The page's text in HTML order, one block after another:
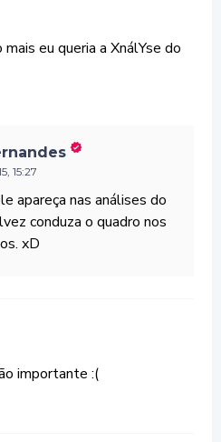
eu queria a XnálYse do
15:27
apareça nas análises do
conduza o quadro nos
xD
importante :(